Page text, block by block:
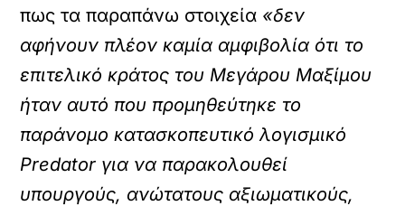
πως τα παραπάνω στοιχεία «δεν
αφήνουν πλέον καμία αμφιβολία ότι το
επιτελικό κράτος του Μεγάρου Μαξίμου
ήταν αυτό που προμηθεύτηκε το
παράνομο κατασκοπευτικό λογισμικό
Predator για να παρακολουθεί
υπουργούς, ανώτατους αξιωματικούς,